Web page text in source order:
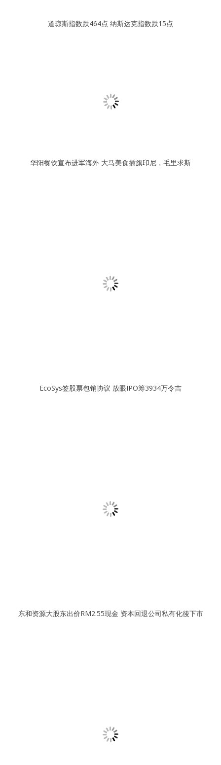
道琼斯指数跌464点 纳斯达克指数跌15点
华阳餐饮宣布进军海外 大马美食插旗印尼，毛里求斯
EcoSys签股票包销协议 放眼IPO筹3934万令吉
东和资源大股东出价RM2.55现金 资本回退公司私有化後下市